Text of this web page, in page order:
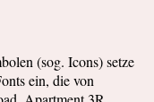
(sog. Icons) setze
ein, die von